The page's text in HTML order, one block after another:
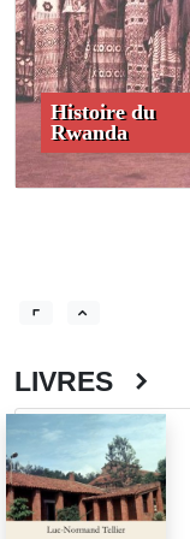
Histoire du
Rwanda
LIVRES